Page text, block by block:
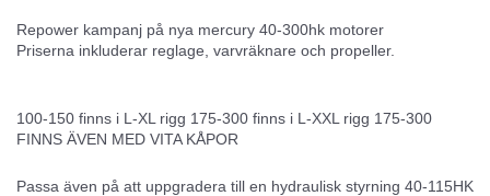
Repower kampanj på nya mercury 40-300hk motorer
Priserna inkluderar reglage, varvräknare och propeller.
100-150 finns i L-XL rigg 175-300 finns i L-XXL rigg 175-300
FINNS ÄVEN MED VITA KÅPOR
Passa även på att uppgradera till en hydraulisk styrning 40-115HK